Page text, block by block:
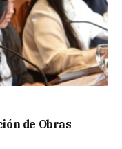
de Obras